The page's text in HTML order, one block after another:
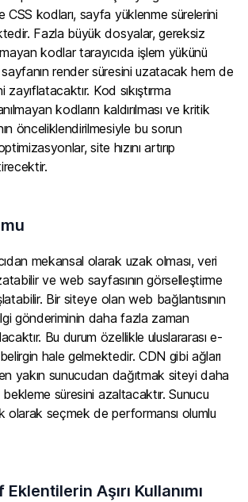
kodları, sayfa yüklenme sürelerini
Fazla büyük dosyalar, gereksiz
kodlar tarayıcıda işlem yükünü
sayfanın render süresini uzatacak hem de
zayıflatacaktır. Kod sıkıştırma
kodların kaldırılması ve kritik
önceliklendirilmesiyle bu sorun
site hızını artırıp
mekansal olarak uzak olması, veri
ve web sayfasının görselleştirme
Bir siteye olan web bağlantısının
gönderiminin daha fazla zaman
Bu durum özellikle uluslararası e-
hale gelmektedir. CDN gibi ağları
yakın sunucudan dağıtmak siteyi daha
bekleme süresini azaltacaktır. Sunucu
olarak seçmek de performansı olumlu
Aşırı Kullanımı